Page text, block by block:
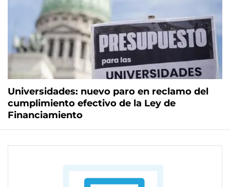
Universidades: nuevo paro en reclamo del
cumplimiento efectivo de la Ley de
Financiamiento